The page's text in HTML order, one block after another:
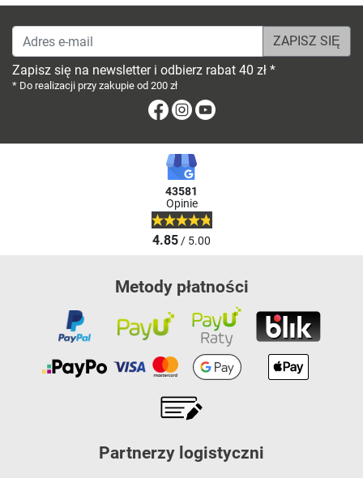
Adres e-mail
Zapisz się na newsletter i odbierz rabat 40 zł *
* Do realizacji przy zakupie od 200 zł
FacebookInstagram
43581
Opinie
4.85/ 5.00
Metody płatności
Partnerzy logistyczni